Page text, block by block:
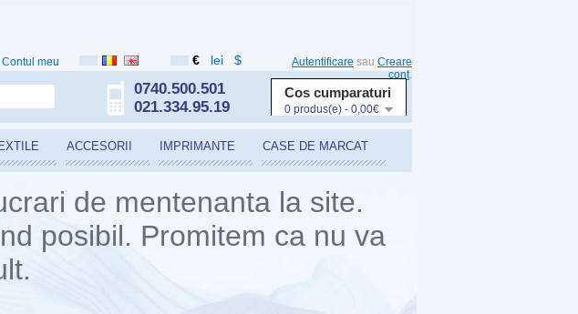
€ lei $
Cos cumparaturi
0 produs(e) - 0,00€
Autentificare sau Creare
cont.
0740.500.501
021.334.95.19
Contul meu
ACCESORII IMPRIMANTE CASE DE MARCAT
de mentenanta la site.
posibil. Promitem ca nu va